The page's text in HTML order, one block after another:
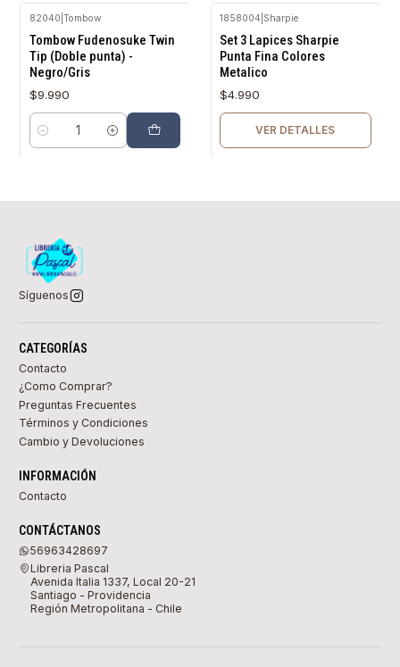
82040 Tombow
Tombow Fudenosuke Twin
Tip (Doble punta) -
Negro/Gris
$9.990
Cantidad
1858004 Sharpie
Set 3 Lapices Sharpie
Punta Fina Colores
Metalico
$4.990
VER DETALLES
Síguenos
CATEGORÍAS
Contacto
¿Como Comprar?
Preguntas Frecuentes
Términos y Condiciones
Cambio y Devoluciones
INFORMACIÓN
Contacto
CONTÁCTANOS
56963428697
Libreria Pascal
Avenida Italia 1337, Local 20-21
Santiago - Providencia
Región Metropolitana - Chile